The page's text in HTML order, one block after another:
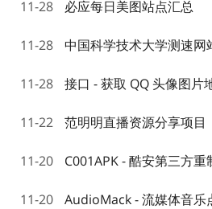
11-28 必应每日美图站点汇总
11-28 中国科学技术大学测速网
11-28 接口 - 获取 QQ 头像图片
11-22 范明明直播资源分享项目
11-20 C001APK - 酷安第三方重
11-20 AudioMack - 流媒体音乐